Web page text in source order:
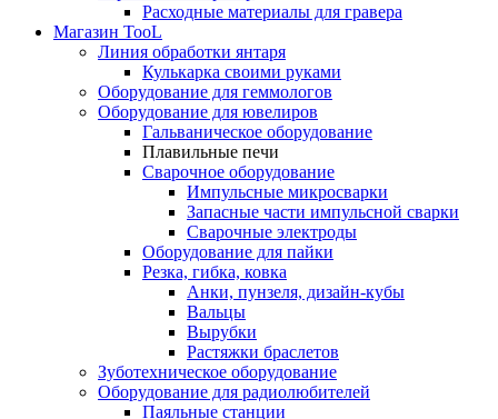
Расходные материалы для гравера
Магазин TooL
Линия обработки янтаря
Кулькарка своими руками
Оборудование для геммологов
Оборудование для ювелиров
Гальваническое оборудование
Плавильные печи
Сварочное оборудование
Импульсные микросварки
Запасные части импульсной сварки
Сварочные электроды
Оборудование для пайки
Резка, гибка, ковка
Анки, пунзеля, дизайн-кубы
Вальцы
Вырубки
Растяжки браслетов
Зуботехническое оборудование
Оборудование для радиолюбителей
Паяльные станции